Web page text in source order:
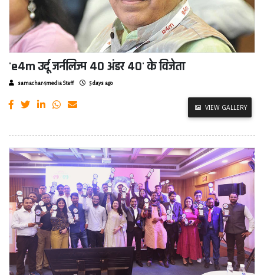
'e4m उर्दू जर्नलिज्म 40 अंडर 40' के विजेता
samachar4media Staff 5 days ago
VIEW GALLERY